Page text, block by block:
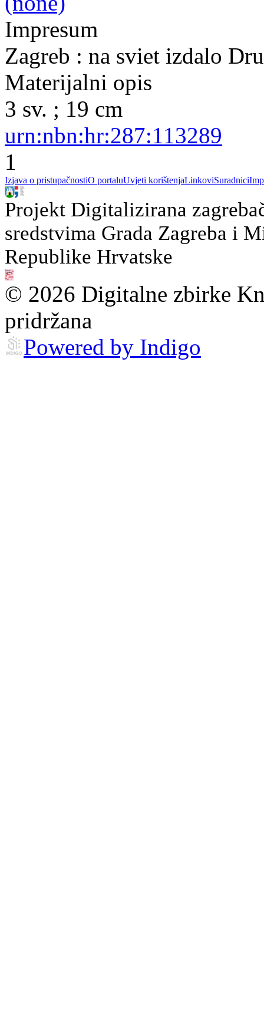
Impresum
Zagreb : na sviet izdalo
Materijalni opis
3 sv. ; 19 cm
urn:nbn:hr:287:113289
1
Izjava o pristupačnostiO portaluUvjeti korištenjaLinkoviSuradnici
Projekt Digitalizirana
sredstvima Grada Zagreba i
Republike Hrvatske
© 2026 Digitalne zbirke
pridržana
Powered by Indigo